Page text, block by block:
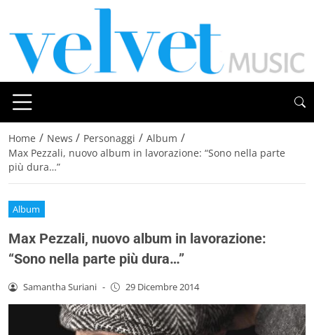
Home / News / Personaggi / Album /
Max Pezzali, nuovo album in lavorazione: “Sono nella parte
più dura…”
Album
Max Pezzali, nuovo album in lavorazione:
“Sono nella parte più dura…”
Samantha Suriani - 29 Dicembre 2014